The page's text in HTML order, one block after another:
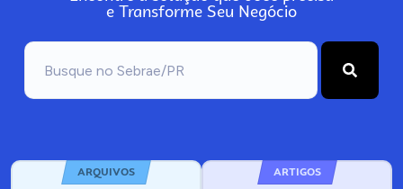
e Transforme Seu Negócio
ARQUIVOS ARTIGOS